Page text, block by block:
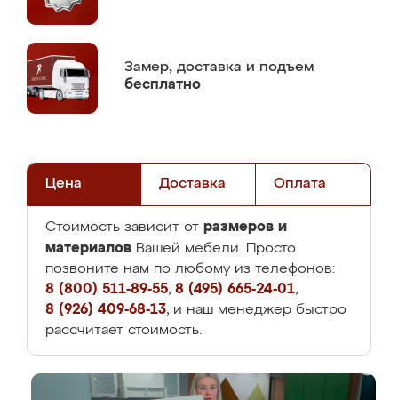
Замер, доставка и подъем
бесплатно
Цена Доставка Оплата
Стоимость зависит от размеров и
материалов Вашей мебели. Просто
позвоните нам по любому из телефонов:
8 (800) 511-89-55, 8 (495) 665-24-01,
8 (926) 409-68-13, и наш менеджер быстро
рассчитает стоимость.